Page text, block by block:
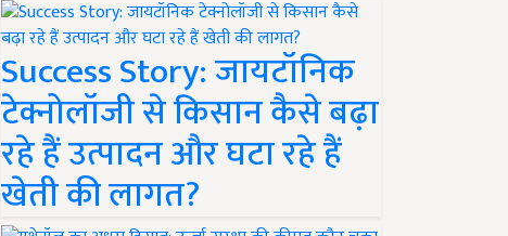
Success Story: जायटॉनिक
टेक्नोलॉजी से किसान कैसे बढ़ा
रहे हैं उत्पादन और घटा रहे हैं
खेती की लागत?